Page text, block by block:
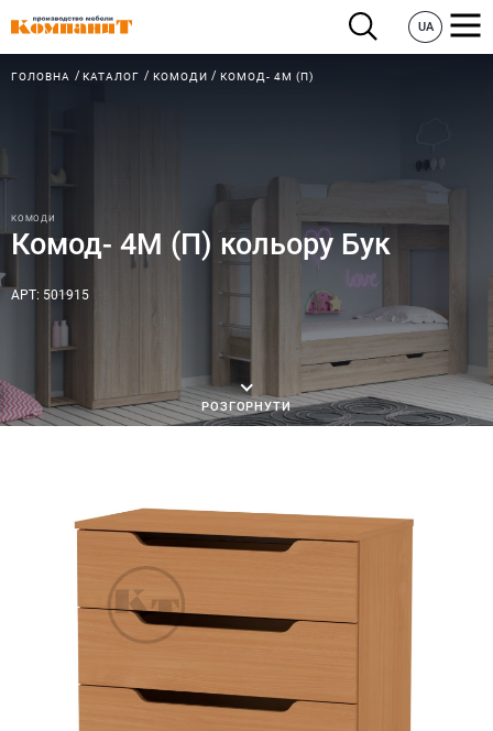
UA
ГОЛОВНА КАТАЛОГ КОМОДИ КОМОД- 4М (П)
КОМОДИ
Комод- 4М (П) кольору Бук
АРТ: 501915
РОЗГОРНУТИ